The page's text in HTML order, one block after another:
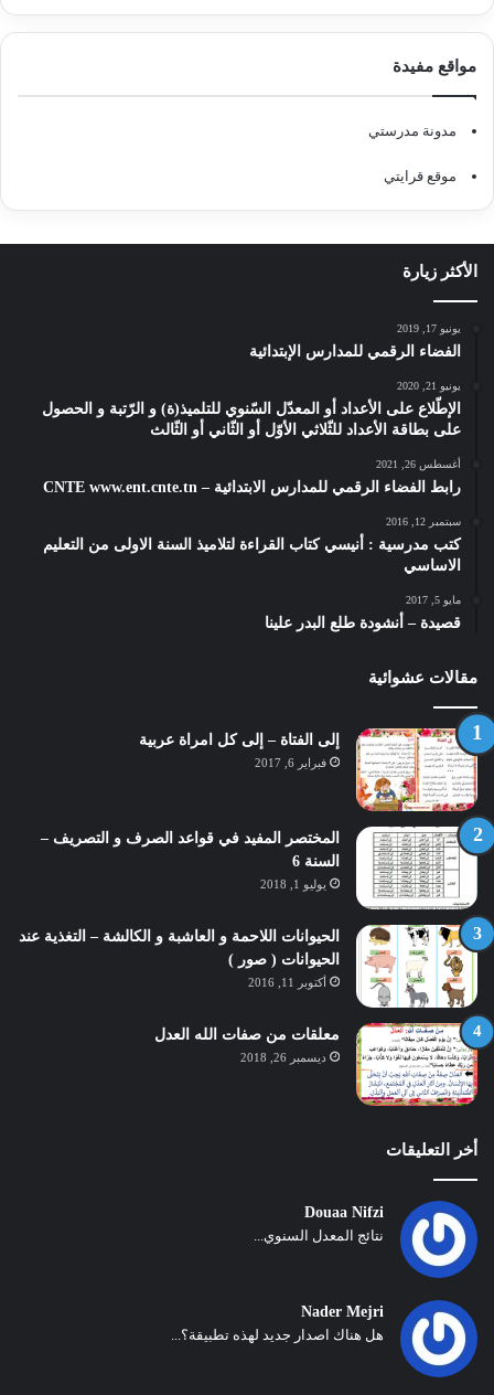
مواقع مفيدة
مدونة مدرستي
موقع قرايتي
الأكثر زيارة
يونيو 17, 2019
الفضاء الرقمي للمدارس الإبتدائية
يونيو 21, 2020
الإطّلاع على الأعداد أو المعدّل السّنوي للتلميذ(ة) و الرّتبة و الحصول
على بطاقة الأعداد للثّلاثي الأوّل أو الثّاني أو الثّالث
أغسطس 26, 2021
رابط الفضاء الرقمي للمدارس الابتدائية – CNTE www.ent.cnte.tn
سبتمبر 12, 2016
كتب مدرسية : أنيسي كتاب القراءة لتلاميذ السنة الاولى من التعليم
الاساسي
مايو 5, 2017
قصيدة – أنشودة طلع البدر علينا
مقالات عشوائية
إلى الفتاة – إلى كل امراة عربية
فبراير 6, 2017
المختصر المفيد في قواعد الصرف و التصريف –
السنة 6
يوليو 1, 2018
الحيوانات اللاحمة و العاشبة و الكالشة – التغذية عند
الحيوانات ( صور )
أكتوبر 11, 2016
معلقات من صفات الله العدل
ديسمبر 26, 2018
أخر التعليقات
Douaa Nifzi
نتائج المعدل السنوي...
Nader Mejri
هل هناك اصدار جديد لهذه تطبيقة؟...